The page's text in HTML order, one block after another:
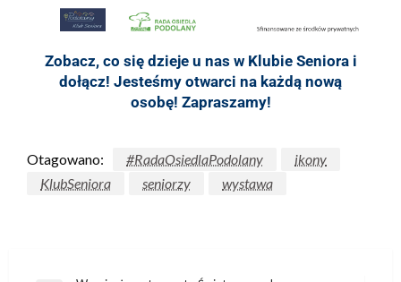
Zobacz, co się dzieje u nas w Klubie Seniora i
dołącz! Jesteśmy otwarci na każdą nową
osobę! Zapraszamy!
Otagowano: #RadaOsiedlaPodolany
ikony
KlubSeniora
seniorzy wystawa